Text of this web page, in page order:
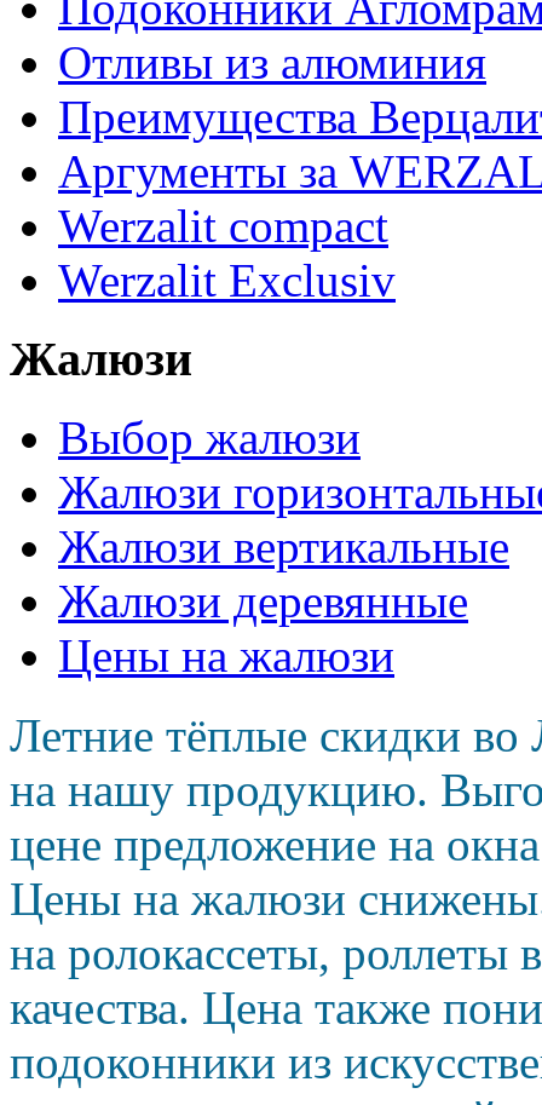
Отливы из алюминия
Преимущества
Аргументы за
Werzalit compact
Werzalit Exclusiv
Жалюзи
Выбор жалюзи
Жалюзи
Жалюзи вертикальные
Жалюзи деревянные
Цены на жалюзи
Летние тёплые скидки во
на нашу продукцию.
цене предложение на
Цены на жалюзи
на ролокассеты, роллеты
качества. Цена также
подоконники из